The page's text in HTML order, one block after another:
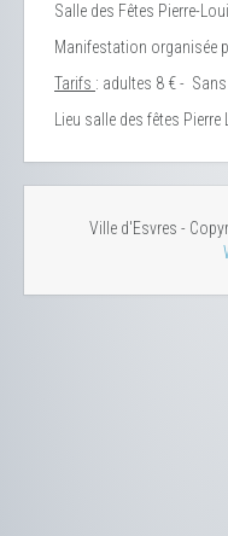
Salle des Fêtes Pierre-
Manifestation organisée
Tarifs : adultes 8 € -
Lieu salle des fêtes Pierre
Ville d'Esvres -